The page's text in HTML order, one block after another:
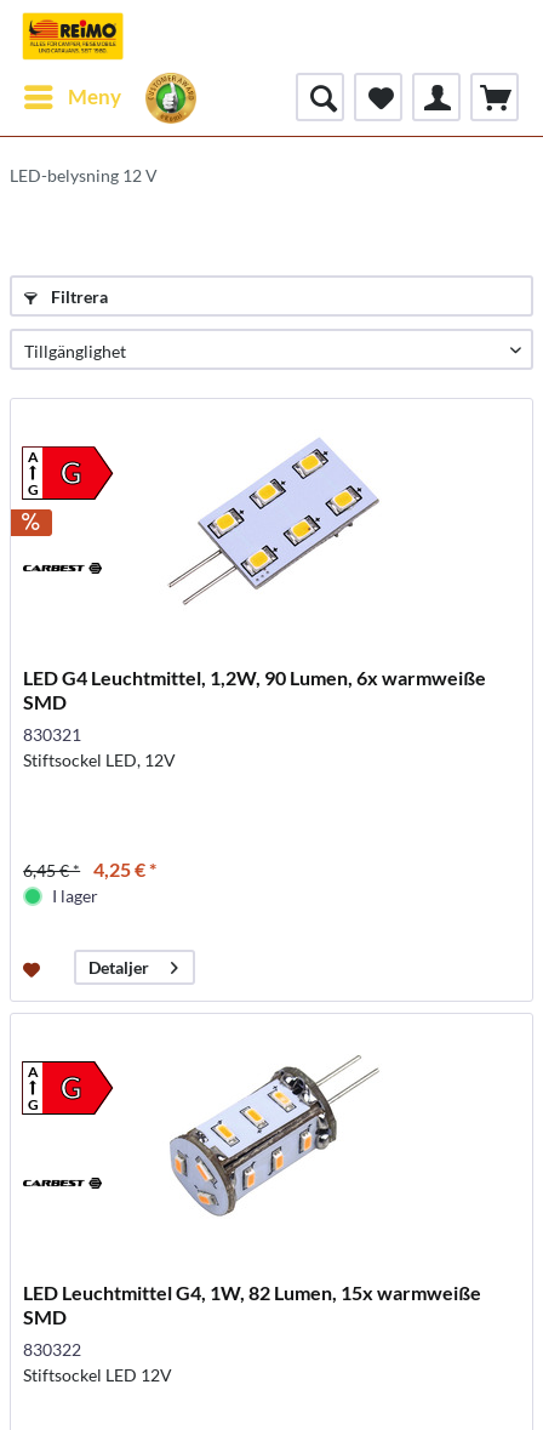
Meny
LED-belysning 12 V
Filtrera
G
A
G
LED G4 Leuchtmittel, 1,2W, 90 Lumen, 6x warmweiße
SMD
830321
Stiftsockel LED, 12V
6,45 € * 4,25 € *
I lager
Detaljer
G
A
G
LED Leuchtmittel G4, 1W, 82 Lumen, 15x warmweiße
SMD
830322
Stiftsockel LED 12V